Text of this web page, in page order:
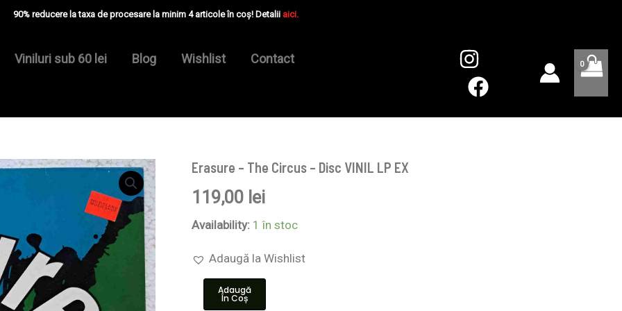
90% reducere la taxa de procesare la minim 4 articole în coș! Detalii aici.
Viniluri sub 60 lei Blog Wishlist Contact
Erasure – The Circus – Disc VINIL LP EX
119,00 lei
Availability: 1 în stoc
Adaugă la Wishlist
Cantitate
–
The
Circus
VINIL
Adaugă
În Coș
LP
EX